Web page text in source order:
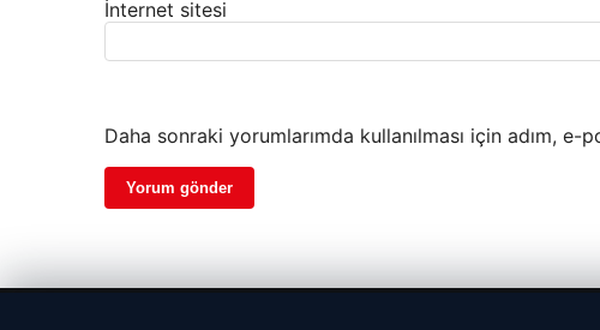
İnternet sitesi
Daha sonraki yorumlarımda kullanılması için adım,